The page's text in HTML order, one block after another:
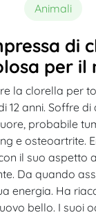
Animali
di
per il
la clorella per
12 anni. Soffre
probabile
e osteoartrite.
il suo aspetto
Da quando
energia. Ha
bello. I suoi